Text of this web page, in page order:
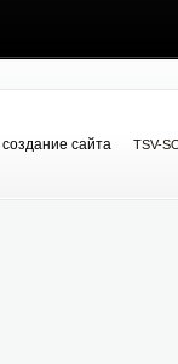
сайта TSV-